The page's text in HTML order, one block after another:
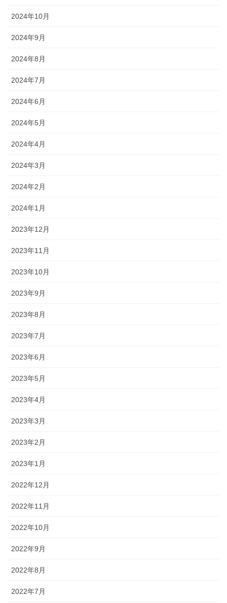
2024年10月
2024年9月
2024年8月
2024年7月
2024年6月
2024年5月
2024年4月
2024年3月
2024年2月
2024年1月
2023年12月
2023年11月
2023年10月
2023年9月
2023年8月
2023年7月
2023年6月
2023年5月
2023年4月
2023年3月
2023年2月
2023年1月
2022年12月
2022年11月
2022年10月
2022年9月
2022年8月
2022年7月